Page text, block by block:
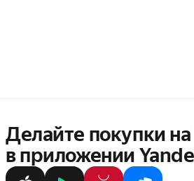
Делайте покупки
в приложении